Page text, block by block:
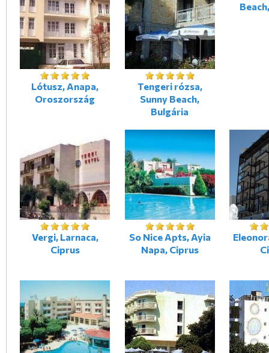
Lótusz, Anapa,
Oroszország
Tengeri rózsa,
Sunny Beach,
Bulgária
Vergi, Larnaca,
Ciprus
So Nice Apts, Ayia
Napa, Ciprus